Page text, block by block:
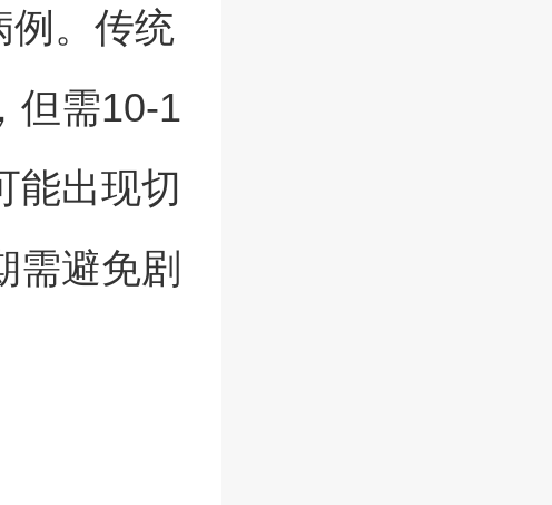
例。传统
但需10-1
能出现切
需避免剧